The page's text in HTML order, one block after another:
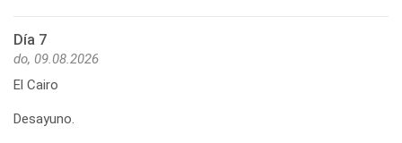
Día 7
do, 09.08.2026
El Cairo
Desayuno.